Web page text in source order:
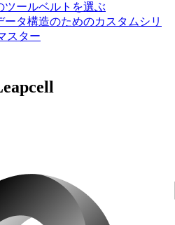
ツールベルトを選ぶ
ータ構造のためのカスタムシリ
スター